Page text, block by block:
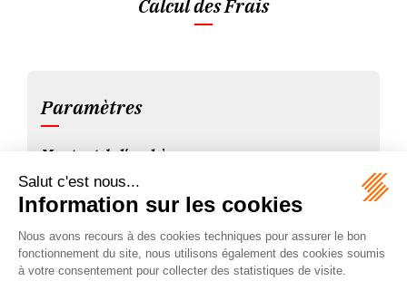
Calcul des Frais
Paramètres
Montant de l'enchère :
Indiquez ici le montant maximum auquel vous souhaitez acquérir ce bien.
Frais préalables (TTC) :
Ce sont les frais qui ont été exposés pour parvenir à la vente. Leur montant